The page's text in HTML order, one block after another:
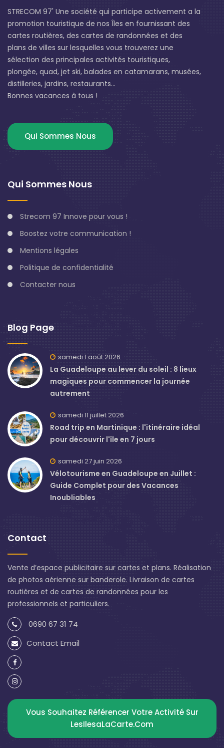
STRECOM 97' Une société qui participe activement a la
promotion touristique de nos Îles en fournissant des
cartes routières, des cartes de randonnées et des
plans de villes sur lesquelles vous trouverez une
sélection des principales activités touristiques,
plongée, quad, jet ski, balades en catamarans, musées,
distilleries, jardins, restaurants...
Bonnes vacances à tous !
Qui Sommes Nous
Qui Sommes Nous
Strecom 97 Innove pour vous !
Boostez votre communication !
Mentions légales
Politique de confidentialité
Contacter nous
Blog Page
samedi 1 août 2026
La Guadeloupe au lever du soleil : 8 lieux
magiques pour commencer la journée
autrement
samedi 11 juillet 2026
Road trip en Martinique : l'itinéraire idéal
pour découvrir l'île en 7 jours
samedi 27 juin 2026
Vélotourisme en Guadeloupe en Juillet :
Guide Complet pour des Vacances
Inoubliables
Contact
Vente d’espace publicitaire sur cartes et plans. Réalisation
de photos aérienne sur banderole. Livraison de cartes
routières et de cartes de randonnées pour les
professionnels et particuliers.
0690 67 31 74
Contact Email
Vous Souhaitez Référencer Votre Activité Sur
LesIlesaLaCarte.com